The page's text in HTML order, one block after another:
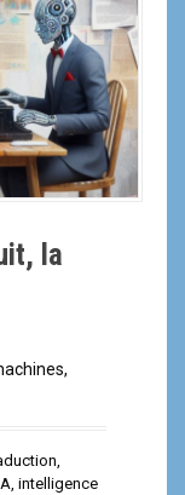
la
,
, intelligence